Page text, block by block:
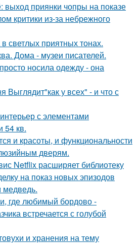
выход приянки чопры на показе
критики из-за небрежного
светлых приятных тонах.
Дома - музеи писателей.
носила одежду - она
у всех" - и что с
с элементами
54 кв.
и красоты, и функциональности
дверям.
Netflix расширяет библиотеку
на показ новых эпизодов
медведь.
где любимый бордово -
встречается с голубой
и хранения на тему